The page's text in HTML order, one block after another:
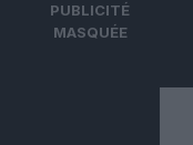
PUBLICITÉ
MASQUÉE